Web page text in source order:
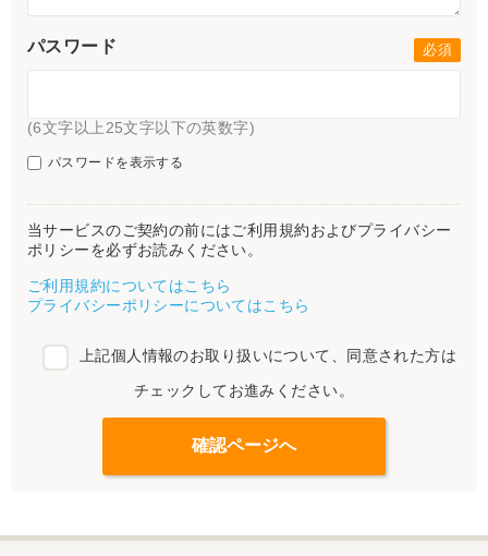
パスワード
(6文字以上25文字以下の英数字)
パスワードを表示する
当サービスのご契約の前にはご利用規約およびプライバシー
ポリシーを必ずお読みください。
ご利用規約についてはこちら
プライバシーポリシーについてはこちら
上記個人情報のお取り扱いについて、同意された方は
チェックしてお進みください。